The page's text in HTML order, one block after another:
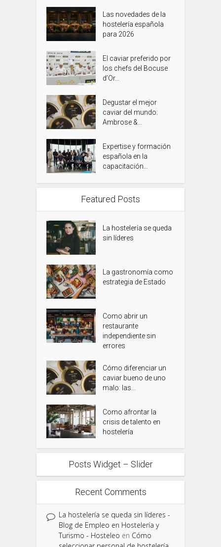
Las novedades de la
hostelería española
para 2026
El caviar preferido por
los chefs del Bocuse
d’Or...
Degustar el mejor
caviar del mundo:
Ambrose &...
Expertise y formación
española en la
capacitación...
Featured Posts
La hostelería se queda
sin líderes
La gastronomía como
estrategia de Estado
Como abrir un
restaurante
independiente sin
errores
Cómo diferenciar un
caviar bueno de uno
malo: las...
Como afrontar la
crisis de talento en
hostelería
Posts Widget – Slider
Recent Comments
La hostelería se queda sin líderes -
Blog de Empleo en Hostelería y
Turismo - Hosteleo en Cómo